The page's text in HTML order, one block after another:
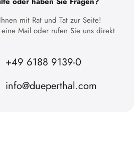
mit Rat und Tat zur Seite!
Mail oder rufen Sie uns direkt
+49 6188 9139-0
info@dueperthal.com